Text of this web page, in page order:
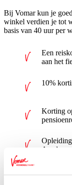
Bij Vomar kun je
winkel verdien je tot
basis van 40 uur per
Een
aan het
10%
Korting